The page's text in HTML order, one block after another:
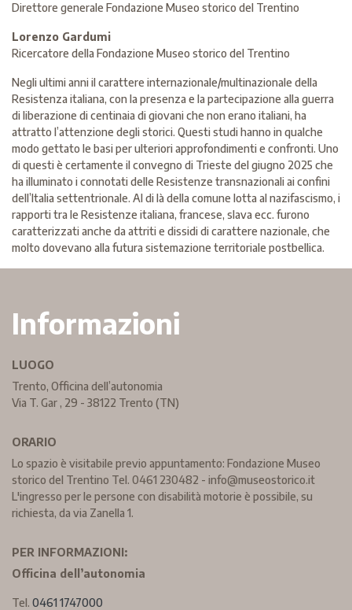
Direttore generale Fondazione Museo storico del Trentino
Lorenzo Gardumi
Ricercatore della Fondazione Museo storico del Trentino
Negli ultimi anni il carattere internazionale/multinazionale della
Resistenza italiana, con la presenza e la partecipazione alla guerra
di liberazione di centinaia di giovani che non erano italiani, ha
attratto l’attenzione degli storici. Questi studi hanno in qualche
modo gettato le basi per ulteriori approfondimenti e confronti. Uno
di questi è certamente il convegno di Trieste del giugno 2025 che
ha illuminato i connotati delle Resistenze transnazionali ai confini
dell’Italia settentrionale. Al di là della comune lotta al nazifascismo, i
rapporti tra le Resistenze italiana, francese, slava ecc. furono
caratterizzati anche da attriti e dissidi di carattere nazionale, che
molto dovevano alla futura sistemazione territoriale postbellica.
Informazioni
LUOGO
Trento, Officina dell’autonomia
Via T. Gar , 29 - 38122 Trento (TN)
ORARIO
Lo spazio è visitabile previo appuntamento: Fondazione Museo
storico del Trentino Tel. 0461 230482 - info@museostorico.it
L'ingresso per le persone con disabilità motorie è possibile, su
richiesta, da via Zanella 1.
PER INFORMAZIONI:
Officina dell’autonomia
Tel. 0461 1747000